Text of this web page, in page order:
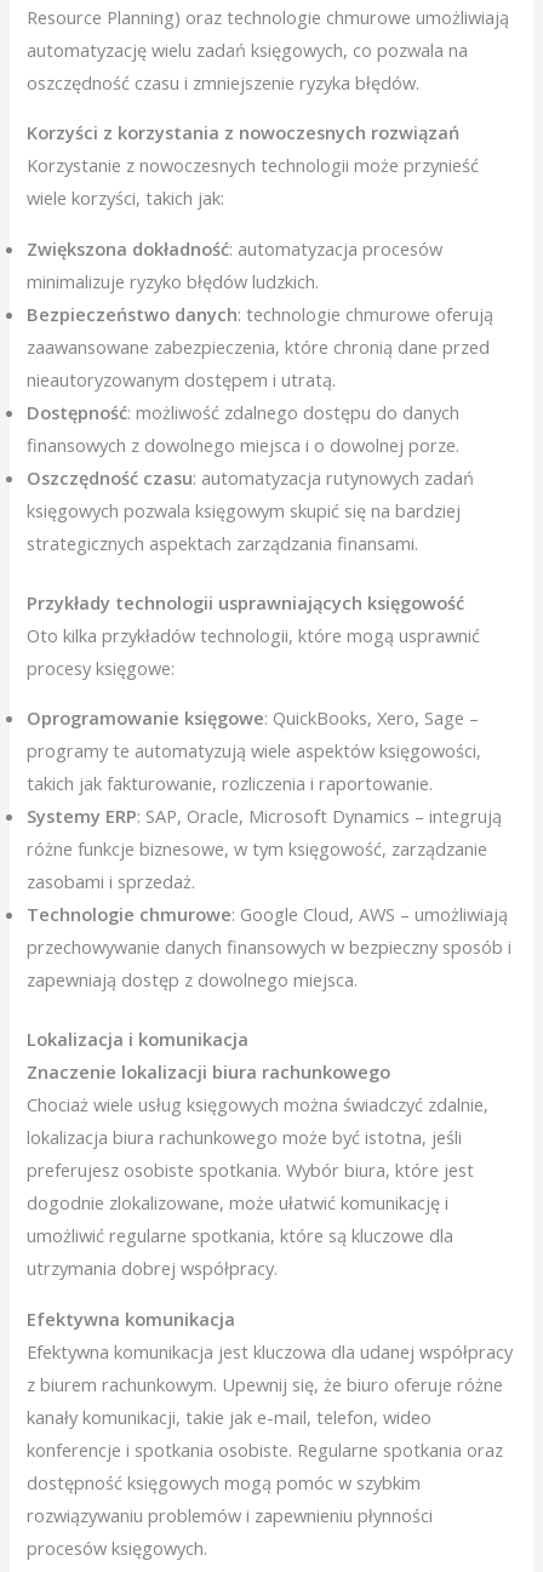
Resource Planning) oraz technologie chmurowe umożliwiają
automatyzację wielu zadań księgowych, co pozwala na
oszczędność czasu i zmniejszenie ryzyka błędów.
Korzyści z korzystania z nowoczesnych rozwiązań
Korzystanie z nowoczesnych technologii może przynieść
wiele korzyści, takich jak:
Zwiększona dokładność: automatyzacja procesów
minimalizuje ryzyko błędów ludzkich.
Bezpieczeństwo danych: technologie chmurowe oferują
zaawansowane zabezpieczenia, które chronią dane przed
nieautoryzowanym dostępem i utratą.
Dostępność: możliwość zdalnego dostępu do danych
finansowych z dowolnego miejsca i o dowolnej porze.
Oszczędność czasu: automatyzacja rutynowych zadań
księgowych pozwala księgowym skupić się na bardziej
strategicznych aspektach zarządzania finansami.
Przykłady technologii usprawniających księgowość
Oto kilka przykładów technologii, które mogą usprawnić
procesy księgowe:
Oprogramowanie księgowe: QuickBooks, Xero, Sage –
programy te automatyzują wiele aspektów księgowości,
takich jak fakturowanie, rozliczenia i raportowanie.
Systemy ERP: SAP, Oracle, Microsoft Dynamics – integrują
różne funkcje biznesowe, w tym księgowość, zarządzanie
zasobami i sprzedaż.
Technologie chmurowe: Google Cloud, AWS – umożliwiają
przechowywanie danych finansowych w bezpieczny sposób i
zapewniają dostęp z dowolnego miejsca.
Lokalizacja i komunikacja
Znaczenie lokalizacji biura rachunkowego
Chociaż wiele usług księgowych można świadczyć zdalnie,
lokalizacja biura rachunkowego może być istotna, jeśli
preferujesz osobiste spotkania. Wybór biura, które jest
dogodnie zlokalizowane, może ułatwić komunikację i
umożliwić regularne spotkania, które są kluczowe dla
utrzymania dobrej współpracy.
Efektywna komunikacja
Efektywna komunikacja jest kluczowa dla udanej współpracy
z biurem rachunkowym. Upewnij się, że biuro oferuje różne
kanały komunikacji, takie jak e-mail, telefon, wideo
konferencje i spotkania osobiste. Regularne spotkania oraz
dostępność księgowych mogą pomóc w szybkim
rozwiązywaniu problemów i zapewnieniu płynności
procesów księgowych.